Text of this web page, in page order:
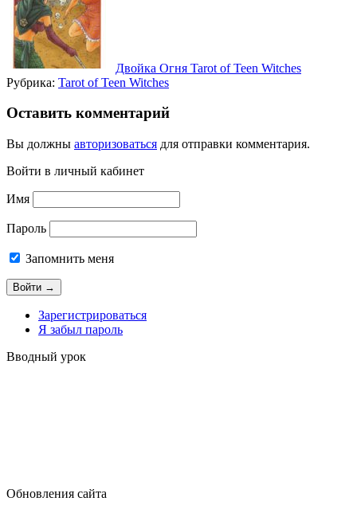
Двойка Огня Tarot of Teen Witches
Рубрика: Tarot of Teen Witches
Оставить комментарий
Вы должны авторизоваться для отправки комментария.
Войти в личный кабинет
Имя
Пароль
Запомнить меня
Зарегистрироваться
Я забыл пароль
Вводный урок
Обновления сайта